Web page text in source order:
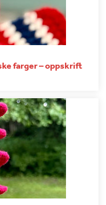
farger – oppskrift